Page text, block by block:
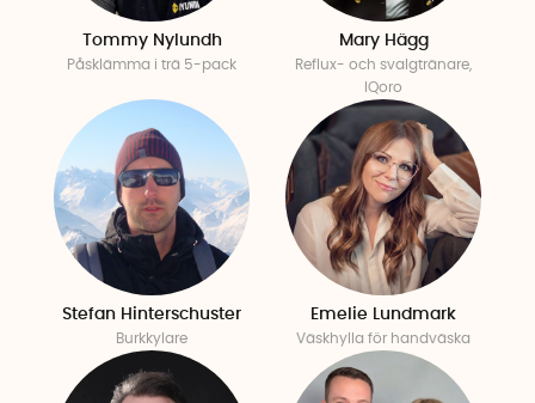
Tommy Nylundh
Påsklämma i trä 5-pack
Mary Hägg
Reflux- och svalgtränare,
IQoro
Stefan Hinterschuster
Burkkylare
Emelie Lundmark
Väskhylla för handväska